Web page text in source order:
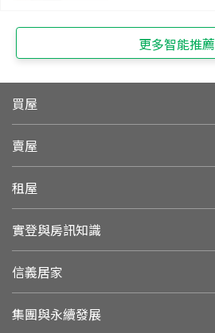
更多智能推薦
買屋
賣屋
租屋
實登與房訊知識
信義居家
集團與永續發展